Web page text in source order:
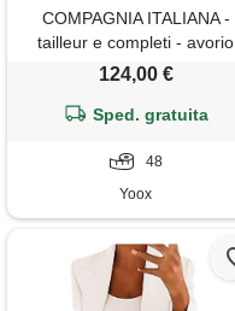
COMPAGNIA ITALIANA -
tailleur e completi - avorio
124,00 €
Sped. gratuita
48
Yoox